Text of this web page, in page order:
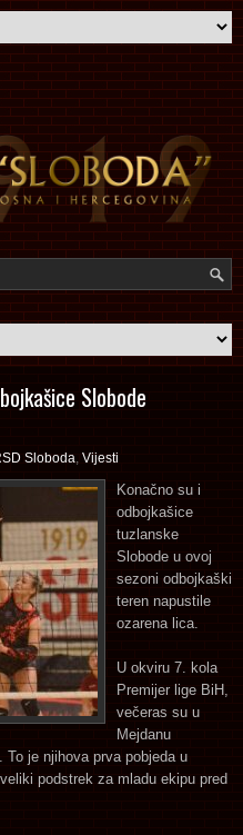
Slobode
Sloboda Vijesti
Konačno su i
odbojkašice
tuzlanske
Slobode u ovoj
sezoni odbojkaški
teren napustile
ozarena lica.
U okviru 7. kola
Premijer lige BiH,
večeras su u
Mejdanu
je njihova prva pobjeda u
podstrek za mladu ekipu pred